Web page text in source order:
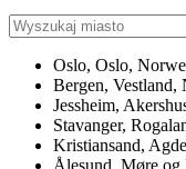
Oslo, Oslo,
Bergen, Vestland,
Jessheim,
Stavanger,
Kristiansand,
Ålesund, Møre og